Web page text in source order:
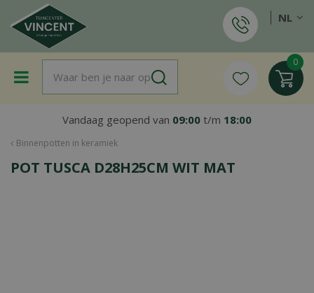
a
Binnenpotten in keramiek
Vandaag geopend van 09:00 t/m 18:00
NL
POT TUSCA D28H25CM WIT MAT